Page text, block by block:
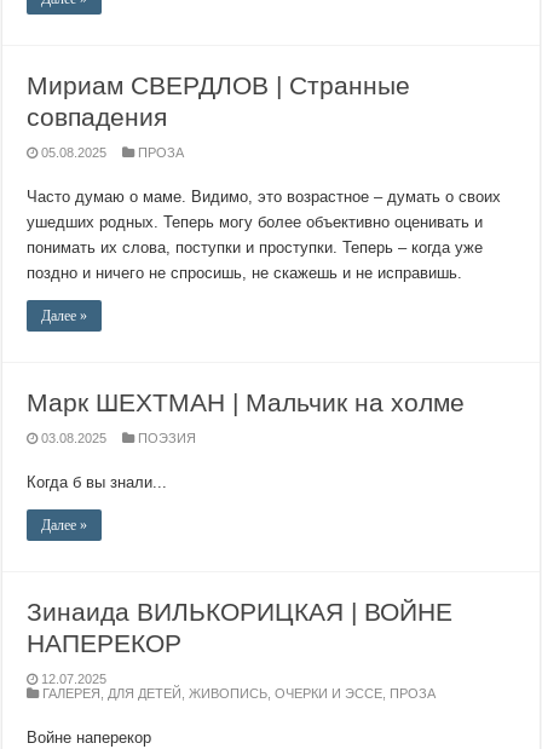
Мириам СВЕРДЛОВ | Странные
совпадения
05.08.2025 ПРОЗА
Часто думаю о маме. Видимо, это возрастное – думать о своих
ушедших родных. Теперь могу более объективно оценивать и
понимать их слова, поступки и проступки. Теперь – когда уже
поздно и ничего не спросишь, не скажешь и не исправишь.
Далее »
Марк ШЕХТМАН | Мальчик на холме
03.08.2025 ПОЭЗИЯ
Когда б вы знали...
Далее »
Зинаида ВИЛЬКОРИЦКАЯ | ВОЙНЕ
НАПЕРЕКОР
12.07.2025
ГАЛЕРЕЯ
ДЛЯ ДЕТЕЙ ,ЖИВОПИСЬ ,ОЧЕРКИ И ЭССЕ ПРОЗА
Войне наперекор